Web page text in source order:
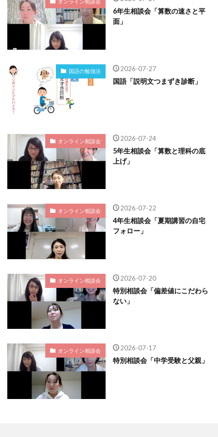
6年生相談会「算数の速さと平
面」
国語の勉強法 2026-07-27
国語「説明文つまずき診断」
オンライン相談会 2026-07-24
5年生相談会「算数と理科の底
上げ」
オンライン相談会 2026-07-22
4年生相談会「夏期講習の自宅
フォロー」
オンライン相談会 2026-07-20
特別相談会「偏差値にこだわら
ない」
オンライン相談会 2026-07-17
特別相談会「中学受験と父親」